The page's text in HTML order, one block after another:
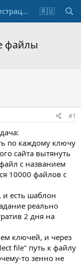
Регистрация 🇷🇺
файлы
#1
по каждому ключу
сайта вытянуть
с названием
10000 файлов с
и есть шаблон
реально
2 дня на
ключей, и через
file" путь к файлу
то зенно не